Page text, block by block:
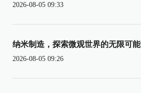
2026-08-05 09:33
纳米制造，探索微观世界的无限可能
2026-08-05 09:26